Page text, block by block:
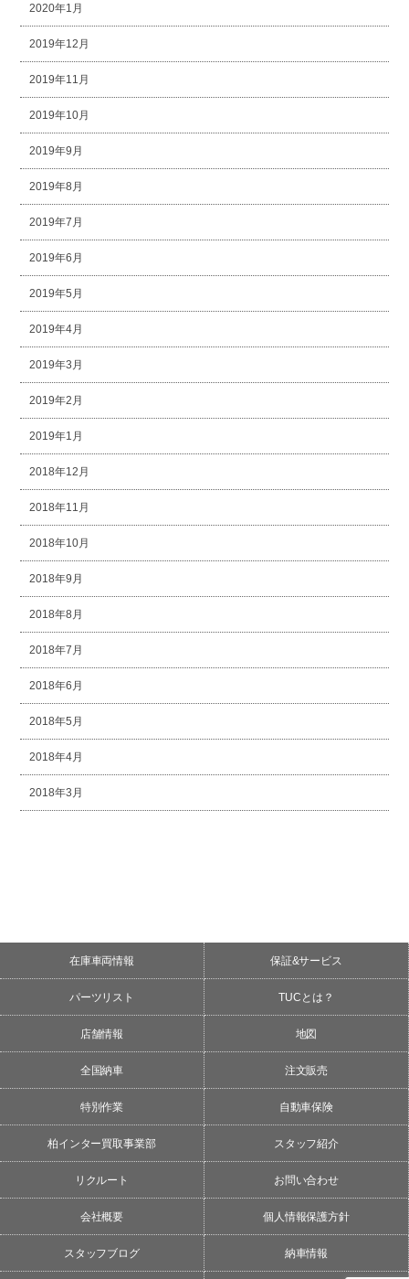
2020年1月
2019年12月
2019年11月
2019年10月
2019年9月
2019年8月
2019年7月
2019年6月
2019年5月
2019年4月
2019年3月
2019年2月
2019年1月
2018年12月
2018年11月
2018年10月
2018年9月
2018年8月
2018年7月
2018年6月
2018年5月
2018年4月
2018年3月
在庫車両情報 保証&サービス
パーツリスト TUCとは？
店舗情報 地図
全国納車 注文販売
特別作業 自動車保険
柏インター買取事業部 スタッフ紹介
リクルート お問い合わせ
会社概要 個人情報保護方針
スタッフブログ 納車情報